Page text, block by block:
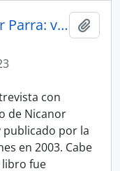
"Antientrevista con Nicanor Parra: viaje por el mundo de Nicanor Parra" por Jorge Teillier
con
de Nicanor
publicado por la
en 2003. Cabe
libro fue